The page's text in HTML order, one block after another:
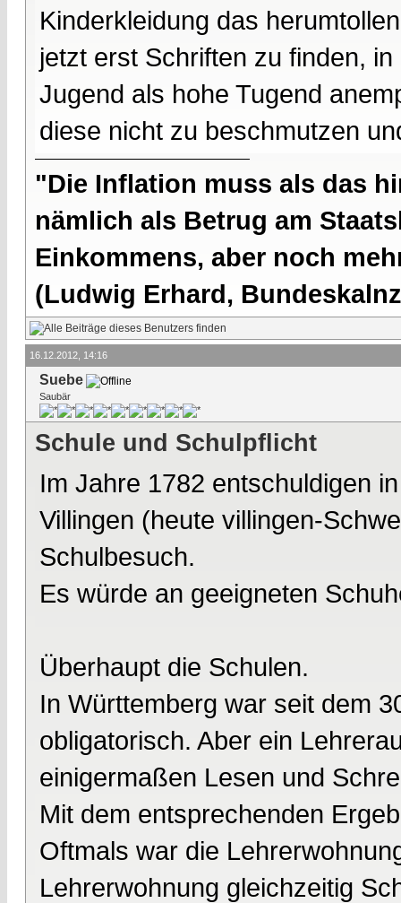
Kinderkleidung das
jetzt erst Schriften zu finden,
Jugend als hohe Tugend
diese nicht zu beschmutzen
"Die Inflation muss als das
nämlich als Betrug am
Einkommens, aber noch
(Ludwig Erhard,
16.12.2012, 14:16
Suebe
Saubär
Schule und Schulpflicht
Im Jahre 1782 entschuldigen
Villingen (heute villingen-
Schulbesuch.
Es würde an geeigneten
Überhaupt die Schulen.
In Württemberg war seit dem
obligatorisch. Aber ein
einigermaßen Lesen und
Mit dem entsprechenden
Oftmals war die
Lehrerwohnung gleichzeitig